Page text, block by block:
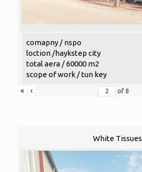
comapny / nspo
loction /haykstep city
total aera / 60000 m2
scope of work / tun key
«
‹ of 8
White Tissues